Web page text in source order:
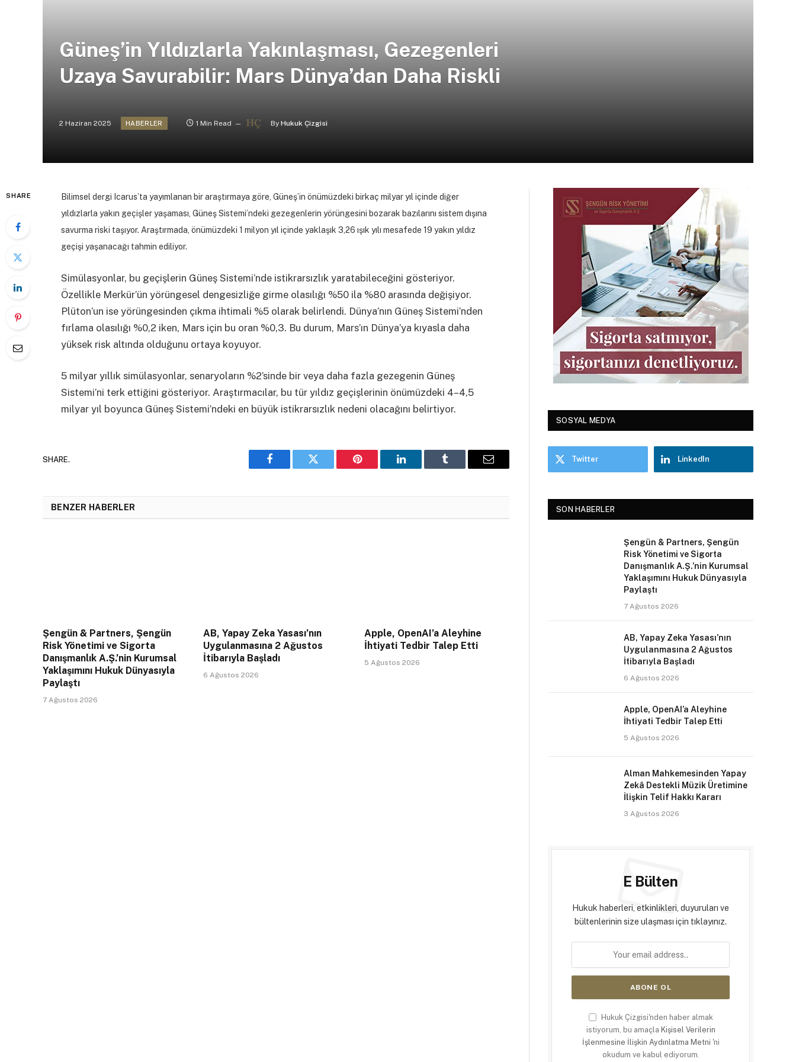
Güneş’in Yıldızlarla Yakınlaşması, Gezegenleri
Uzaya Savurabilir: Mars Dünya’dan Daha Riskli
2 Haziran 2025 HABERLER 1 Min Read By Hukuk Çizgisi
SHARE Bilimsel dergi Icarus’ta yayımlanan bir araştırmaya göre, Güneş’in önümüzdeki birkaç milyar yıl içinde diğer
yıldızlarla yakın geçişler yaşaması, Güneş Sistemi’ndeki gezegenlerin yörüngesini bozarak bazılarını sistem dışına
savurma riski taşıyor. Araştırmada, önümüzdeki 1 milyon yıl içinde yaklaşık 3,26 ışık yılı mesafede 19 yakın yıldız
geçişi yaşanacağı tahmin ediliyor.
Simülasyonlar, bu geçişlerin Güneş Sistemi’nde istikrarsızlık yaratabileceğini gösteriyor.
Özellikle Merkür’ün yörüngesel dengesizliğe girme olasılığı %50 ila %80 arasında değişiyor.
Plüton’un ise yörüngesinden çıkma ihtimali %5 olarak belirlendi. Dünya’nın Güneş Sistemi’nden
fırlama olasılığı %0,2 iken, Mars için bu oran %0,3. Bu durum, Mars’ın Dünya’ya kıyasla daha
yüksek risk altında olduğunu ortaya koyuyor.
5 milyar yıllık simülasyonlar, senaryoların %2’sinde bir veya daha fazla gezegenin Güneş
Sistemi’ni terk ettiğini gösteriyor. Araştırmacılar, bu tür yıldız geçişlerinin önümüzdeki 4–4,5
milyar yıl boyunca Güneş Sistemi’ndeki en büyük istikrarsızlık nedeni olacağını belirtiyor.
SHARE.
Facebook Twitter Pinterest LinkedIn Tumblr Email
BENZER HABERLER
Şengün & Partners, Şengün
Risk Yönetimi ve Sigorta
Danışmanlık A.Ş.’nin Kurumsal
Yaklaşımını Hukuk Dünyasıyla
Paylaştı
7 Ağustos 2026
AB, Yapay Zeka Yasası’nın
Uygulanmasına 2 Ağustos
İtibarıyla Başladı
6 Ağustos 2026
Apple, OpenAI’a Aleyhine
İhtiyati Tedbir Talep Etti
5 Ağustos 2026
SOSYAL MEDYA
Twitter LinkedIn
SON HABERLER
Şengün & Partners, Şengün
Risk Yönetimi ve Sigorta
Danışmanlık A.Ş.’nin Kurumsal
Yaklaşımını Hukuk Dünyasıyla
Paylaştı
7 Ağustos 2026
AB, Yapay Zeka Yasası’nın
Uygulanmasına 2 Ağustos
İtibarıyla Başladı
6 Ağustos 2026
Apple, OpenAI’a Aleyhine
İhtiyati Tedbir Talep Etti
5 Ağustos 2026
Alman Mahkemesinden Yapay
Zekâ Destekli Müzik Üretimine
İlişkin Telif Hakkı Kararı
3 Ağustos 2026
E Bülten
Hukuk haberleri, etkinlikleri, duyuruları ve
bültenlerinin size ulaşması için tıklayınız.
Hukuk Çizgisi'nden haber almak
istiyorum, bu amaçla Kişisel Verilerin
İşlenmesine İlişkin Aydınlatma Metni 'ni
okudum ve kabul ediyorum.